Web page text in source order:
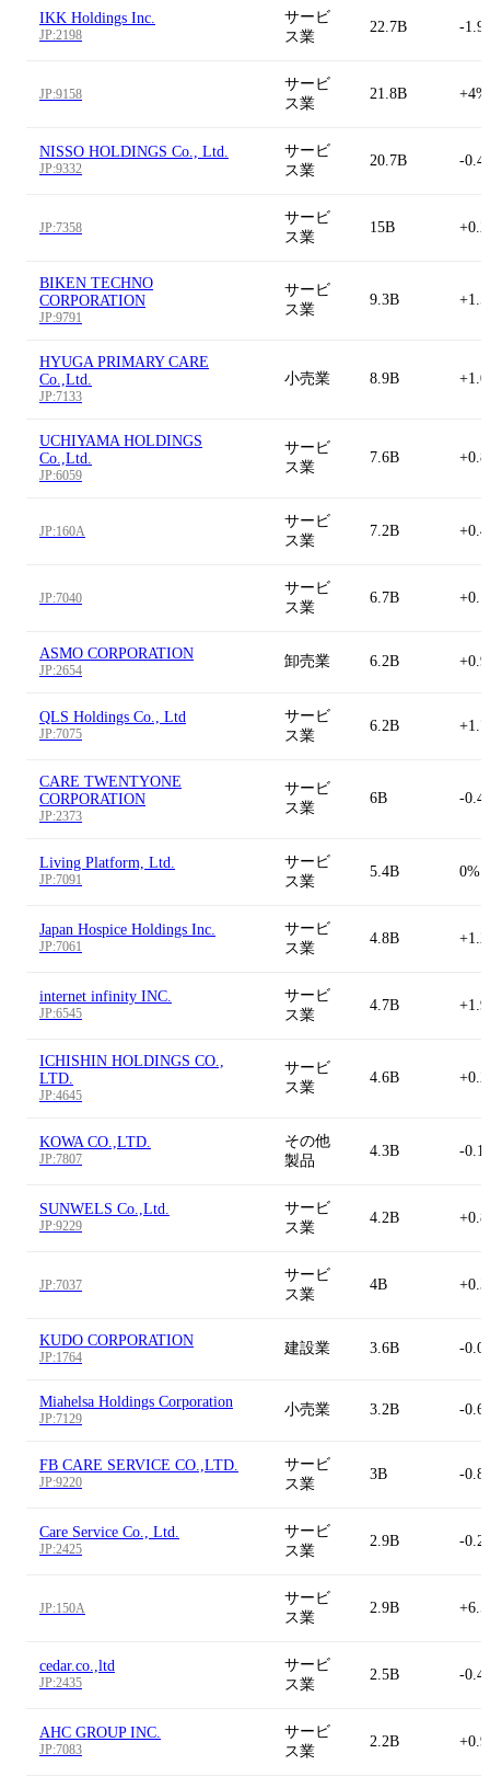
IKK Holdings Inc.
JP:2198
サービ
ス業
22.7B -
JP:9158
サービ
ス業
21.8B +4%
NISSO HOLDINGS Co., Ltd.
JP:9332
サービ
ス業
20.7B -
JP:7358
サービ
ス業
15B
BIKEN TECHNO
CORPORATION
JP:9791
サービ
ス業
9.3B
HYUGA PRIMARY CARE
Co.,Ltd.
JP:7133
小売業 8.9B
UCHIYAMA HOLDINGS
Co.,Ltd.
JP:6059
サービ
ス業
7.6B
JP:160A
サービ
ス業
7.2B
JP:7040
サービ
ス業
6.7B
ASMO CORPORATION
JP:2654
卸売業 6.2B
QLS Holdings Co., Ltd
JP:7075
サービ
ス業
6.2B
CARE TWENTYONE
CORPORATION
JP:2373
サービ
ス業
6B -
Living Platform, Ltd.
JP:7091
サービ
ス業
5.4B 0%
Japan Hospice Holdings Inc.
JP:7061
サービ
ス業
4.8B
internet infinity INC.
JP:6545
サービ
ス業
4.7B
ICHISHIN HOLDINGS CO.,
LTD.
JP:4645
サービ
ス業
4.6B
KOWA CO.,LTD.
JP:7807
その他
製品
4.3B -
SUNWELS Co.,Ltd.
JP:9229
サービ
ス業
4.2B
JP:7037
サービ
ス業
4B
KUDO CORPORATION
JP:1764
建設業 3.6B -
Miahelsa Holdings Corporation
JP:7129
小売業 3.2B -
FB CARE SERVICE CO.,LTD.
JP:9220
サービ
ス業
3B -
Care Service Co., Ltd.
JP:2425
サービ
ス業
2.9B -
JP:150A
サービ
ス業
2.9B
cedar.co.,ltd
JP:2435
サービ
ス業
2.5B -
AHC GROUP INC.
JP:7083
サービ
ス業
2.2B